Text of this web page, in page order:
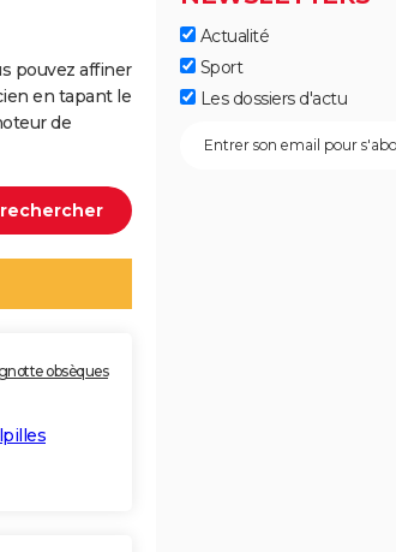
pouvez affiner
en tapant le
de
obsèques
Actualité
Sport
Les dossiers d'actu